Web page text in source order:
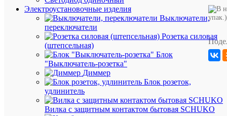
Электроустановочные изделия
Выключатели,
переключатели
Розетка силовая
(штепсельная)
Блок
"Выключатель-розетка"
Диммер
Блок розеток,
удлинитель
Вилка с защитным контактом бытовая SCHUKO
гвоздем
Да
зажим
Диаметр
1.8
мм
Длина
гвоздя,
14
мм
упак.)